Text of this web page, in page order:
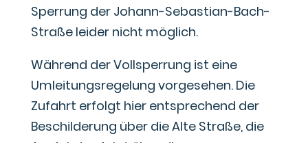
Sperrung der Johann-Sebastian-Bach-
Straße leider nicht möglich.
Während der Vollsperrung ist eine
Umleitungsregelung vorgesehen. Die
Zufahrt erfolgt hier entsprechend der
Beschilderung über die Alte Straße, die